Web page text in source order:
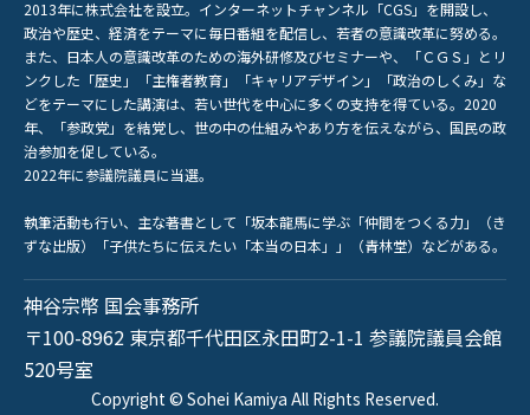
2013年に株式会社を設立。インターネットチャンネル「CGS」を開設し、
政治や歴史、経済をテーマに毎日番組を配信し、若者の意識改革に努める。
また、日本人の意識改革のための海外研修及びセミナーや、「ＣＧＳ」とリ
ンクした「歴史」「主権者教育」「キャリアデザイン」「政治のしくみ」な
どをテーマにした講演は、若い世代を中心に多くの支持を得ている。2020
年、「参政党」を結党し、世の中の仕組みやあり方を伝えながら、国民の政
治参加を促している。
2022年に参議院議員に当選。
執筆活動も行い、主な著書として「坂本龍馬に学ぶ「仲間をつくる力」（き
ずな出版）「子供たちに伝えたい「本当の日本」」（青林堂）などがある。
神谷宗幣 国会事務所
〒100-8962 東京都千代田区永田町2-1-1 参議院議員会館
520号室
Copyright © Sohei Kamiya All Rights Reserved.